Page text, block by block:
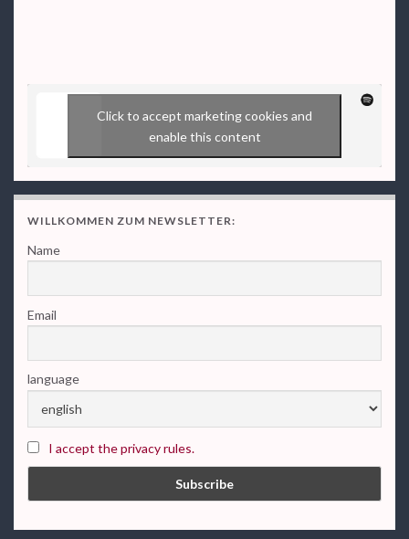
Click to accept marketing cookies and
enable this content
WILLKOMMEN ZUM NEWSLETTER:
Name
Email
language
I accept the privacy rules.